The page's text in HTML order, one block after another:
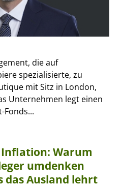
die auf
spezialisierte, zu
mit Sitz in London,
Unternehmen legt einen
Fonds...
Warum
umdenken
das Ausland lehrt